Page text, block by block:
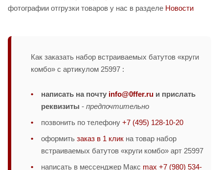
фотографии отгрузки товаров у нас в разделе Новости
Как заказать набор встраиваемых батутов «круги
комбо» с артикулом 25997 :
написать на почту info@0ffer.ru и прислать
реквизиты - предпочтительно
позвонить по телефону +7 (495) 128-10-20
оформить заказ в 1 клик на товар набор
встраиваемых батутов «круги комбо» арт 25997
написать в мессенджер Макс max +7 (980) 534-